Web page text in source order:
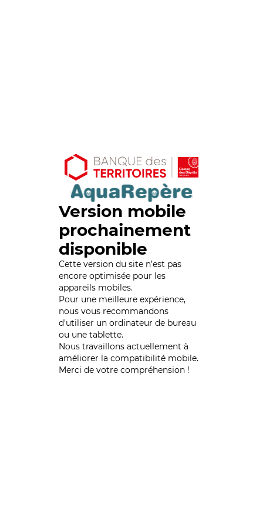
Version mobile
prochainement
disponible
Cette version du site n’est pas
encore optimisée pour les
appareils mobiles.
Pour une meilleure expérience,
nous vous recommandons
d'utiliser un ordinateur de bureau
ou une tablette.
Nous travaillons actuellement à
améliorer la compatibilité mobile.
Merci de votre compréhension !